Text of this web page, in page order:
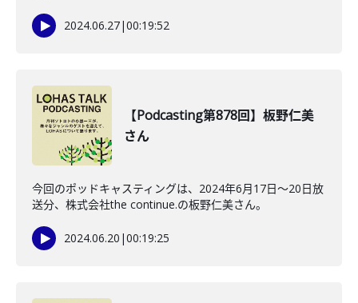
2024.06.27|00:19:52
【Podcasting第878回】板野仁美
さん
今回のポッドキャスティングは、2024年6月17日〜20日放
送分、株式会社the continue.の板野仁美さん。
2024.06.20 |00:19:25